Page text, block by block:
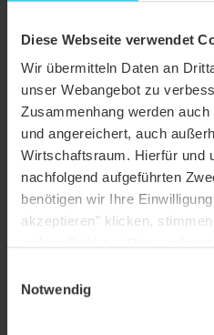
Diese Webseite verwendet
Wir übermitteln Daten an
unser Webangebot zu
Zusammenhang werden
und angereichert, auch
Wirtschaftsraum. Hierfür und
nachfolgend aufgeführten
benötigen wir Ihre
akzeptieren" klicken,
Einstellungen ändern oder die
Notwendig
Tipologia
Casa unifamiliare
Forma del
tetto
Tetto a
Colore nero smaltato
Finitura
della
superficie
FINESSE
Stile
Tegola uscita